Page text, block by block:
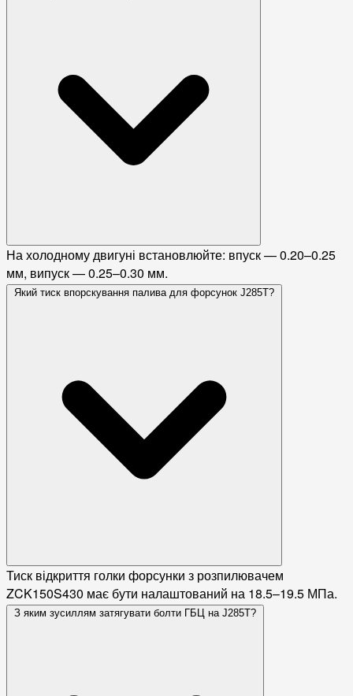
На холодному двигуні встановлюйте: впуск — 0.20–0.25
мм, випуск — 0.25–0.30 мм.
Який тиск впорскування палива для форсунок J285T?
Тиск відкриття голки форсунки з розпилювачем
ZCK150S430 має бути налаштований на 18.5–19.5 МПа.
З яким зусиллям затягувати болти ГБЦ на J285T?